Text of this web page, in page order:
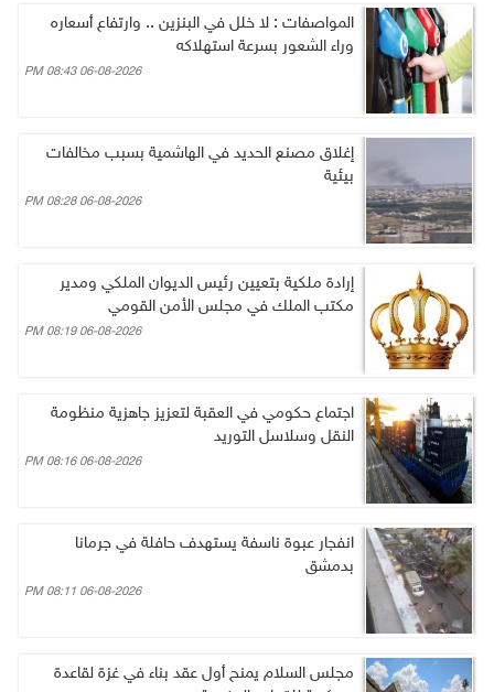
المواصفات : لا خلل في البنزين .. وارتفاع أسعاره
وراء الشعور بسرعة استهلاكه
06-08-2026 08:43 PM
إغلاق مصنع الحديد في الهاشمية بسبب مخالفات
بيئية
06-08-2026 08:28 PM
إرادة ملكية بتعيين رئيس الديوان الملكي ومدير
مكتب الملك في مجلس الأمن القومي
06-08-2026 08:19 PM
اجتماع حكومي في العقبة لتعزيز جاهزية منظومة
النقل وسلاسل التوريد
06-08-2026 08:16 PM
انفجار عبوة ناسفة يستهدف حافلة في جرمانا
بدمشق
06-08-2026 08:11 PM
مجلس السلام يمنح أول عقد بناء في غزة لقاعدة